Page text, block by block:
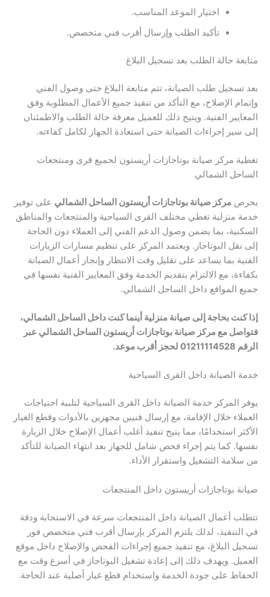
اختيار الموعد المناسب.
تأكيد الطلب وإرسال أقرب فني متخصص.
متابعة حالة الطلب بعد تسجيل البلاغ
بعد تسجيل طلب الصيانة، تتم متابعة البلاغ حتى وصول الفني
وإتمام الإصلاح، مع التأكد من تنفيذ جميع الأعمال المطلوبة وفق
المعايير الفنية. ويتيح ذلك للعميل معرفة حالة الطلب والاطمئنان
إلى سير إجراءات الصيانة حتى استعادة الجهاز لكامل كفاءته.
تغطية مركز صيانة بوتاجازات أريستون لجميع قرى ومنتجعات
الساحل الشمالي
يحرص مركز صيانة بوتاجازات أريستون الساحل الشمالي على توفير
خدمة منزلية تغطي مختلف القرى السياحية والمنتجعات والمناطق
السكنية، بما يضمن وصول الدعم الفني إلى العملاء دون الحاجة
إلى نقل البوتاجاز. ويعتمد المركز على تنظيم مسارات الزيارات
الفنية بما يساعد على تقليل وقت الانتظار وإنجاز أعمال الصيانة
بكفاءة، مع الالتزام بتقديم الخدمة وفق المعايير الفنية نفسها في
جميع المواقع داخل الساحل الشمالي.
إذا كنت بحاجة إلى صيانة منزلية أينما كنت داخل الساحل الشمالي،
فتواصل مع مركز صيانة بوتاجازات أريستون الساحل الشمالي عبر
الرقم 01211114528 لحجز أقرب موعد.
خدمة الصيانة داخل القرى السياحية
يوفر المركز خدمة الصيانة داخل القرى السياحية لتلبية احتياجات
العملاء خلال الإقامة، مع إرسال فنيين مجهزين بالأدوات وقطع الغيار
الأكثر استخدامًا، مما يتيح تنفيذ أغلب أعمال الإصلاح خلال الزيارة
نفسها. كما يتم إجراء فحص شامل للجهاز بعد انتهاء الصيانة للتأكد
من سلامة التشغيل واستقرار الأداء.
صيانة بوتاجازات أريستون داخل المنتجعات
تتطلب أعمال الصيانة داخل المنتجعات سرعة في الاستجابة ودقة
في التنفيذ، لذلك يلتزم المركز بإرسال أقرب فني متخصص فور
تسجيل البلاغ، مع تنفيذ جميع إجراءات الفحص والإصلاح داخل موقع
العميل. ويهدف ذلك إلى إعادة تشغيل البوتاجاز في أسرع وقت مع
الحفاظ على جودة الخدمة واستخدام قطع غيار أصلية عند الحاجة.